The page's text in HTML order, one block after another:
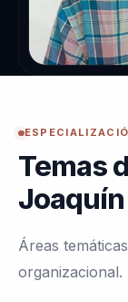
Temas
Joaquín
Áreas
organizacional.